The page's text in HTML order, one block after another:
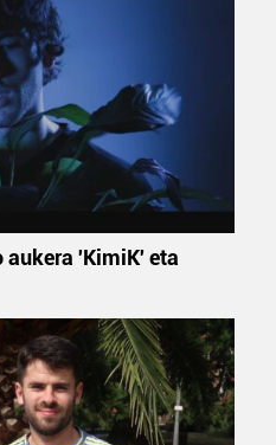
babesten dira. Ikusi gure
zein helburutarako
aurka nola egin
moduari
ezarri zure lehentasunak
alda edo ken dezakezu
eta hirugarrenen cookie-
esperientzia eta
cookie teknologiaz
gero, teknologia hori
ematen diguzu.Gehiago
aukera 'KimiK' eta